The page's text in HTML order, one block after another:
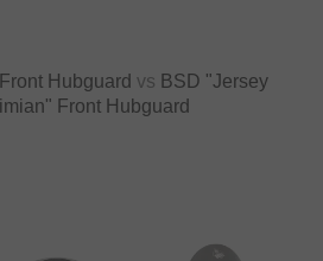
Hubguard vs BSD "Jersey
Front Hubguard